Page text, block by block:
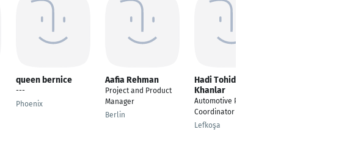
queen bernice
---
Phoenix
Aafia Rehman
Project and Product
Manager
Berlin
Hadi Tohidi
Khanlar
Automotive Project
Coordinator
Lefkoşa